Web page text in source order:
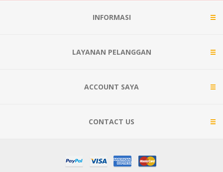
INFORMASI
LAYANAN PELANGGAN
ACCOUNT SAYA
CONTACT US